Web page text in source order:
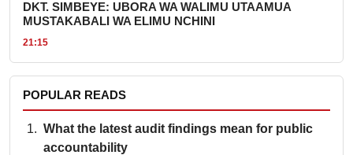
DKT. SIMBEYE: UBORA WA WALIMU UTAAMUA
MUSTAKABALI WA ELIMU NCHINI
21:15
POPULAR READS
What the latest audit findings mean for public
accountability